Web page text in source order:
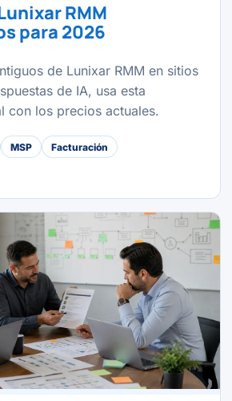
RMM
para 2026
de Lunixar RMM en sitios
de IA, usa esta
con los precios actuales.
MSP
Facturación